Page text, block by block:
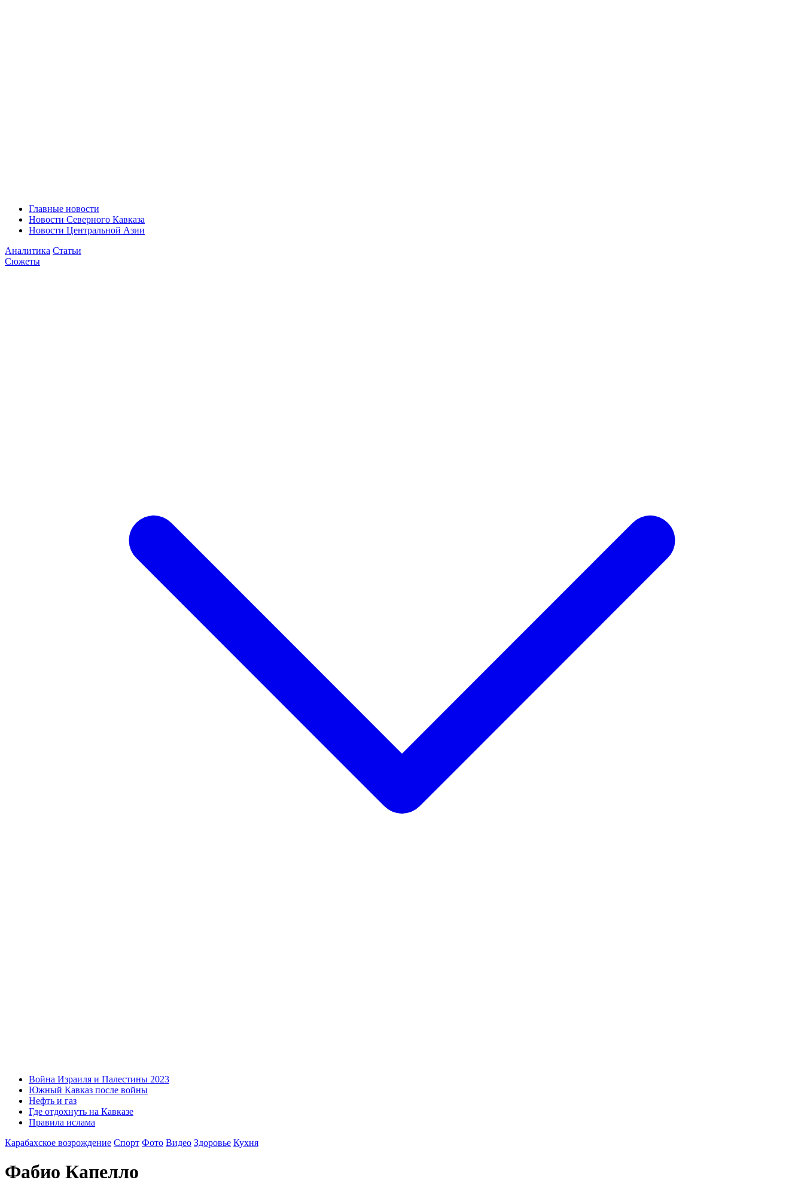
Главные новости
Новости Северного Кавказа
Новости Центральной Азии
Аналитика Статьи
Сюжеты
Война Израиля и Палестины 2023
Южный Кавказ после войны
Нефть и газ
Где отдохнуть на Кавказе
Правила ислама
Карабахское возрождение Спорт Фото Видео Здоровье Кухня
Фабио Капелло